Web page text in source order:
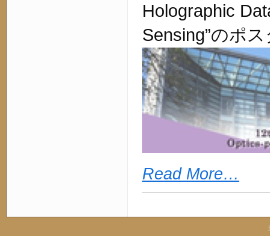
Holographic
Sensing”のポス
Read More…